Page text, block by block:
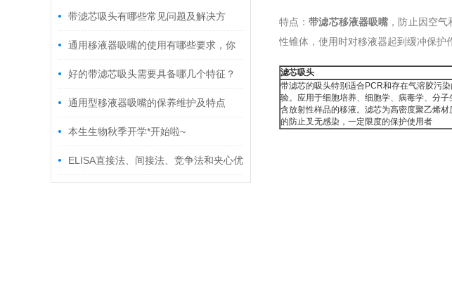
带滤芯吸头有哪些常见问题及解决方
法？通用移液器吸嘴的使用有哪些要求，你
知道吗？
好的带滤芯吸头需要具备哪几个特征？
我们又该如何选择？
通用型移液器吸嘴的保养维护及特点
本生生物秋季开学*开始啦~
ELISA直接法、间接法、竞争法和夹心优
特点：带滤芯移液器吸嘴 ，防止因空
性锥体，使用时对移液器起到缓冲保护
滤芯吸头
带滤芯的吸头特别适合PCR和存在气溶胶污
验。应用于细胞培养、细胞学、病毒学、分子
含放射性样品的移液。滤芯为高密度聚乙烯材
的防止叉无感染，一定限度的保护使用者